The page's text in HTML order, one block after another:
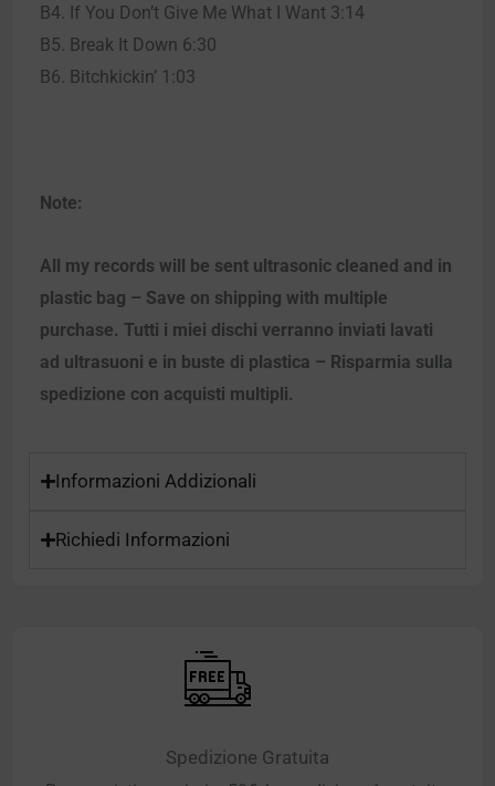
B4. If You Don’t Give Me What I Want 3:14
B5. Break It Down 6:30
B6. Bitchkickin’ 1:03
Note:
All my records will be sent ultrasonic cleaned and in
plastic bag – Save on shipping with multiple
purchase. Tutti i miei dischi verranno inviati lavati
ad ultrasuoni e in buste di plastica – Risparmia sulla
spedizione con acquisti multipli.
Informazioni Addizionali
Richiedi Informazioni
Spedizione Gratuita